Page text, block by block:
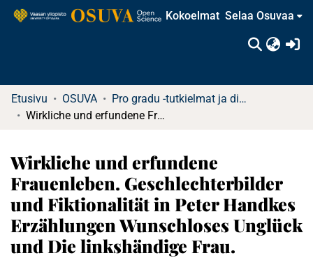
Kokoelmat Selaa Osuvaa
Etusivu OSUVA
Pro gradu -tutkielmat ja diplomityöt
Wirkliche und erfundene Frauenleben. Geschlechterbilder und Fiktionalität in Peter Handkes Erzählungen Wunschloses Unglück und Die linkshändige Frau.
Wirkliche und erfundene
Frauenleben. Geschlechterbilder
und Fiktionalität in Peter Handkes
Erzählungen Wunschloses Unglück
und Die linkshändige Frau.